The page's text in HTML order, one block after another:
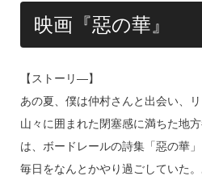
映画『惡の華』
【ストーリ―】
あの夏、僕は仲村さんと出会い、リ
山々に囲まれた閉塞感に満ちた地
は、ボードレールの詩集「惡の華
毎日をなんとかやり過ごしていた